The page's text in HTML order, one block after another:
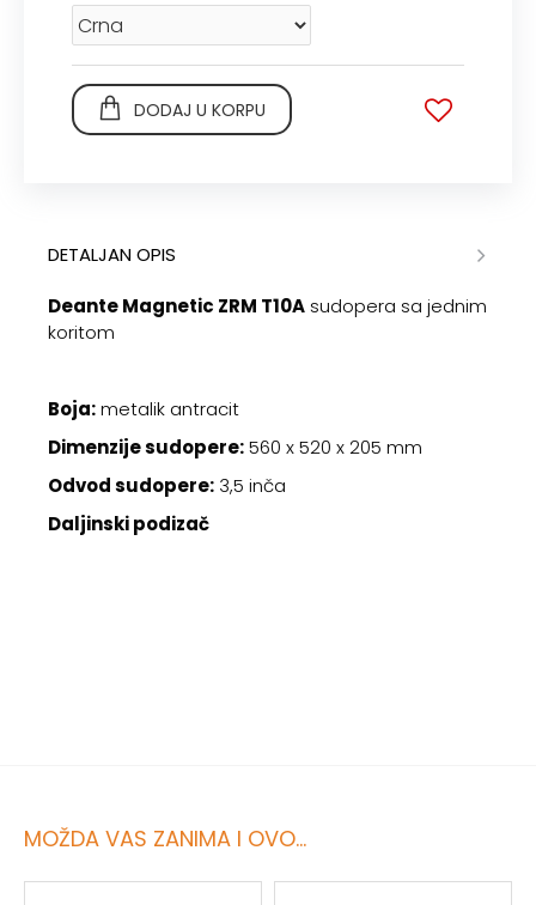
DODAJ U KORPU
DETALJAN OPIS
Deante Magnetic ZRM T10A sudopera sa jednim
koritom
Boja:metalik antracit
Dimenzije sudopere:560 x 520 x 205 mm
Odvod sudopere: 3,5 inča
Daljinski podizač
MOŽDA VAS ZANIMA I OVO...